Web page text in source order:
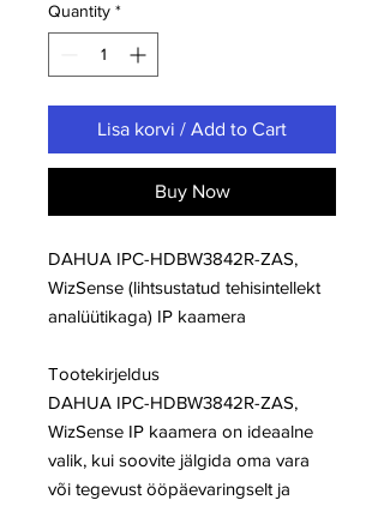
Quantity *
Lisa korvi / Add to Cart
Buy Now
DAHUA IPC-HDBW3842R-ZAS,
WizSense (lihtsustatud tehisintellekt
analüütikaga) IP kaamera
Tootekirjeldus
DAHUA IPC-HDBW3842R-ZAS,
WizSense IP kaamera on ideaalne
valik, kui soovite jälgida oma vara
või tegevust ööpäevaringselt ja